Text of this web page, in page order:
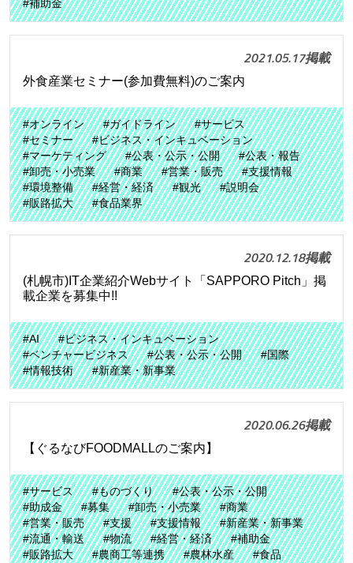
#補助金
2021.05.17掲載
外食産業セミナー(参加費無料)のご案内
#オンライン #ガイドライン
#サービス
#セミナー
#ビジネス・インキュベーション
#マーケティング
#公表・公示・公開
#公表・報告
#卸売・小売業
#商業 #営業・販売
#支援情報
#環境整備
#経営・経済 #観光
#説明会
#販路拡大
#食品業界
2020.12.18掲載
(札幌市)IT企業紹介Webサイト「SAPPORO Pitch」掲
載企業を募集中!!
#AI
#ビジネス・インキュベーション
#ベンチャービジネス
#公表・公示・公開
#国際
#情報技術
#新産業・新事業
2020.06.26掲載
【ぐるなびFOODMALLのご案内】
#サービス #ものづくり
#公表・公示・公開
#助成金
#募集 #卸売・小売業
#商業
#営業・販売
#支援 #支援情報
#新産業・新事業
#流通・輸送
#物流 #経営・経済
#補助金
#販路拡大
#農商工等連携 #農林水産
#食品